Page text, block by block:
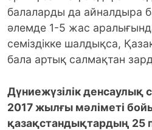
балаларды да айналдыра
әлемде 1-5 жас
семіздікке шалдықса,
бала артық салмақтан
Дүниежүзілік
2017 жылғы мәліметі
қазақстандықтардың 25